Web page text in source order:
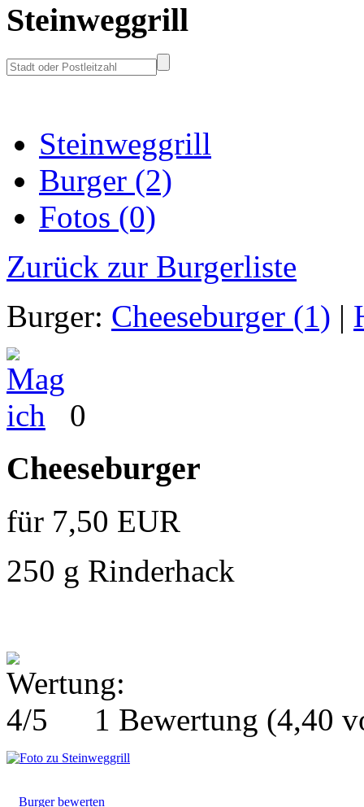
Steinweggrill
Steinweggrill
Burger (2)
Fotos (0)
Zurück zur Burgerliste
Burger: Cheeseburger (1) |
0
Cheeseburger
für 7,50 EUR
250 g Rinderhack
1 Bewertung (4,40
Burger bewerten